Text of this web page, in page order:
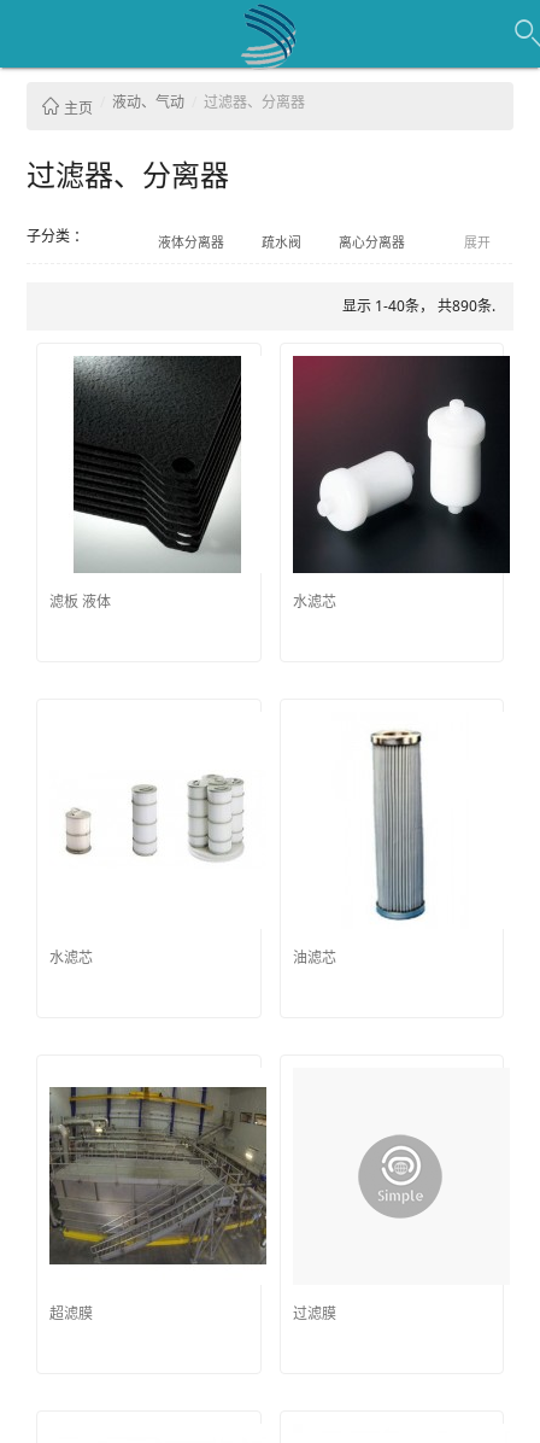
主页 液动、气动 过滤器、分离器
过滤器、分离器
子分类 ： 液体分离器 疏水阀
离心分离器
消声器
滤芯
展开
显示 1-40条， 共890条.
滤板 液体 水滤芯
水滤芯 油滤芯
超滤膜 过滤膜